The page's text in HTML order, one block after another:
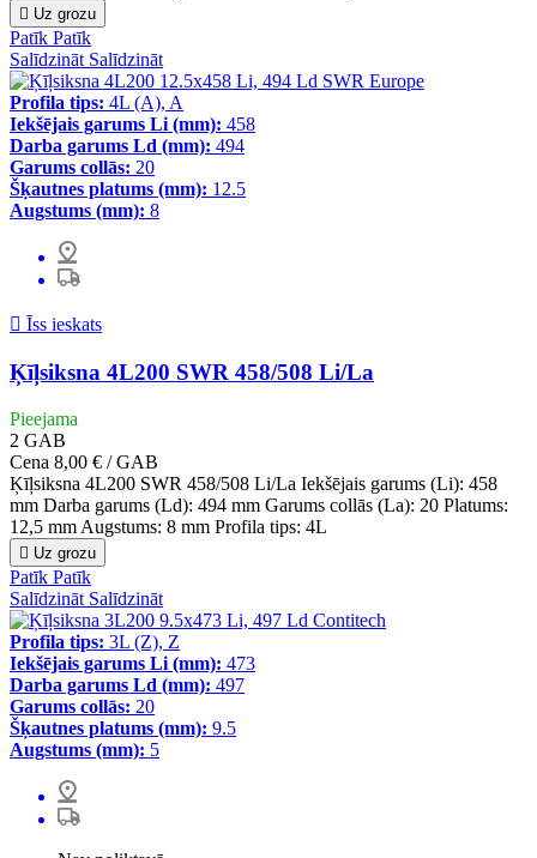
 Uz grozu
Patīk Patīk
Salīdzināt Salīdzināt
Profila tips: 4L (A), A
Iekšējais garums Li (mm): 458
Darba garums Ld (mm): 494
Garums collās: 20
Šķautnes platums (mm): 12.5
Augstums (mm): 8
 Īss ieskats
Ķīļsiksna 4L200 SWR 458/508 Li/La
Pieejama
2 GAB
Cena 8,00 € / GAB
Ķīļsiksna 4L200 SWR 458/508 Li/La Iekšējais garums (Li): 458
mm Darba garums (Ld): 494 mm Garums collās (La): 20 Platums:
12,5 mm Augstums: 8 mm Profila tips: 4L
 Uz grozu
Patīk Patīk
Salīdzināt Salīdzināt
Profila tips: 3L (Z), Z
Iekšējais garums Li (mm): 473
Darba garums Ld (mm): 497
Garums collās: 20
Šķautnes platums (mm): 9.5
Augstums (mm): 5